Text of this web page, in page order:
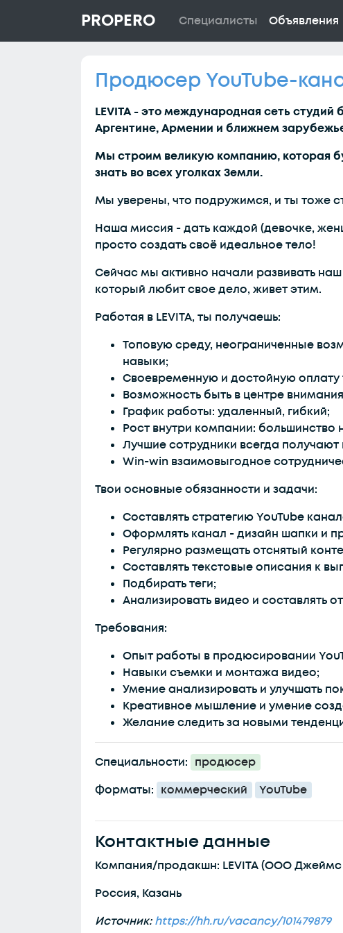
PROPERO Специалисты Объявления
Продюсер YouTube-
LEVITA - это международная сеть
Аргентине, Армении и ближнем
Мы строим великую компанию, которая
знать во всех уголках Земли.
Мы уверены, что подружимся, и ты тоже
Наша миссия - дать каждой (девочке,
просто создать своё идеальное тело!
Сейчас мы активно начали развивать
который любит свое дело, живет этим.
Работая в LEVITA, ты получаешь:
Топовую среду, неограниченные
навыки;
Своевременную и достойную оплату
Возможность быть в центре
График работы: удаленный, гибкий;
Рост внутри компании:
Лучшие сотрудники всегда
Win-win взаимовыгодное
Твои основные обязанности и задачи:
Составлять стратегию YouTube
Оформлять канал - дизайн шапки и
Регулярно размещать отснятый
Составлять текстовые описания к
Подбирать теги;
Анализировать видео и составлять
Требования:
Опыт работы в продюсировании
Навыки съемки и монтажа видео;
Умение анализировать и улучшать
Креативное мышление и умение
Желание следить за новыми
Специальности: продюсер
Форматы: коммерческий YouTube
Контактные данные
Компания/продакшн: LEVITA (ООО Джеймс
Россия, Казань
Источник:https://hh.ru/vacancy/101479879